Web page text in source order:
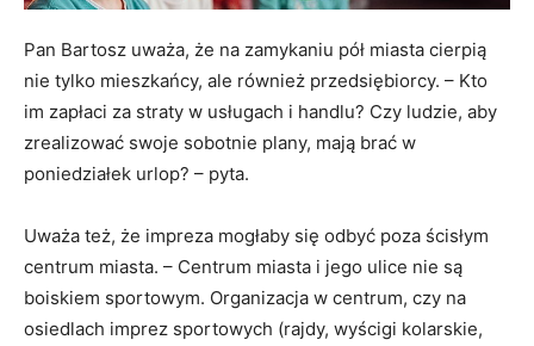
Pan Bartosz uważa, że na zamykaniu pół miasta cierpią
nie tylko mieszkańcy, ale również przedsiębiorcy. – Kto
im zapłaci za straty w usługach i handlu? Czy ludzie, aby
zrealizować swoje sobotnie plany, mają brać w
poniedziałek urlop? – pyta.
Uważa też, że impreza mogłaby się odbyć poza ścisłym
centrum miasta. – Centrum miasta i jego ulice nie są
boiskiem sportowym. Organizacja w centrum, czy na
osiedlach imprez sportowych (rajdy, wyścigi kolarskie,